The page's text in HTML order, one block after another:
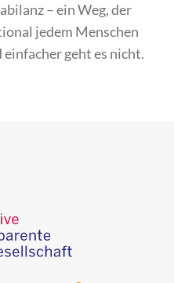
– ein Weg, der
jedem Menschen
geht es nicht.